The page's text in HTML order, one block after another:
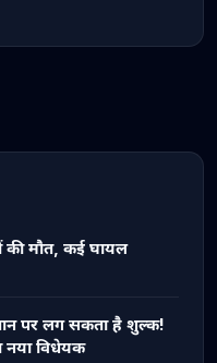
की मौत, कई घायल
पर लग सकता है शुल्क!
नया विधेयक